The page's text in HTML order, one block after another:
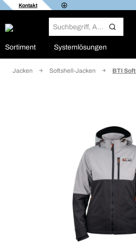
Kontakt
Sortiment Systemlösungen
Jacken Softshell-Jacken BTI